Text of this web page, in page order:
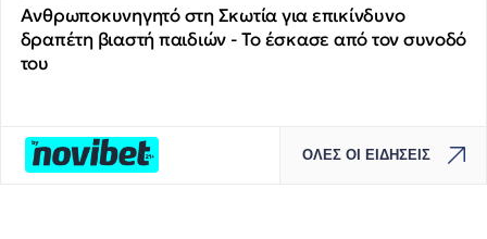
Ανθρωποκυνηγητό στη Σκωτία για επικίνδυνο
δραπέτη βιαστή παιδιών - To έσκασε από τον συνοδό
του
ΟΛΕΣ ΟΙ ΕΙΔΗΣΕΙΣ